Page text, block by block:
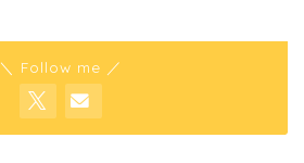
＼ Follow me ／